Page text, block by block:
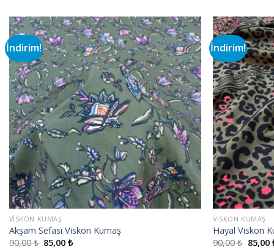
İndirim!
VISKON KUMAŞ
Akşam Sefası Viskon Kumaş
90,00₺ 85,00₺
İndirim!
VISKON KUMAŞ
Hayal Viskon
90,00₺ 85,00